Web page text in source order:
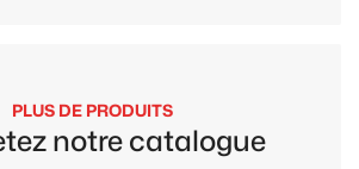
PLUS DE PRODUITS
notre catalogue